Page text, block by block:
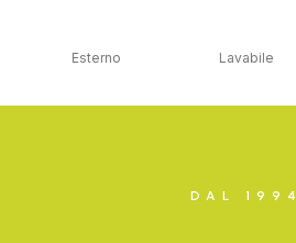
Esterno Lavabile
DAL 1994